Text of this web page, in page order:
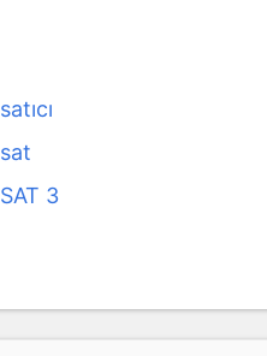
satıcı
sat
SAT 3